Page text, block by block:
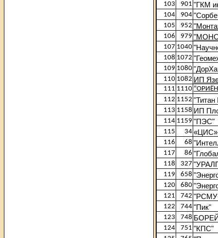
103 901 "ГКМ
104 904
105 952
106 979
107 1040
108 1072
109 1080
110 1082 ИП
111 1110
112 1152 "Титан
113 1158 ИП
114 1159 "ПЭС"
115 34 «ЦИС»
116 68
117 86
118 327
119 658
120 680
121 742
122 744 "Пик"
123 748
124 751 "КПС"